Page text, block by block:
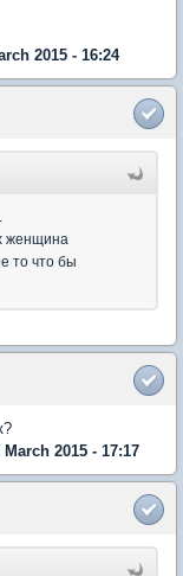
2015 - 16:24
женщина
то что бы
2015 - 17:17